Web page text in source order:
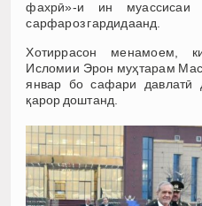
фахрӣ»-и ин муассисаи
сарфароз гардидаанд.
Хотиррасон менамоем,
Исломии Эрон муҳтарам
январ бо сафари давлатӣ
қарор доштанд.